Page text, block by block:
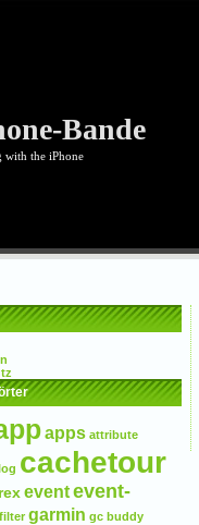
Bande
with the iPhone
apps attribute
cachetour
eventevent-
filter garmin gc buddy